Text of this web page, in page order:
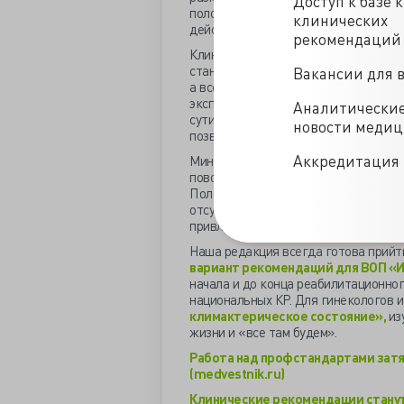
клинических
рекомендаций
Вакансии для
новости
Аккредитация
половины, а написанное требуется
действия.
Клинические рекомендации
стандартов, на их основе каждая
а все проверяющие медицинское
экспертизы качества медицинской
сути, каждая рекомендация – это
позволяет лечить больных
Министру до приставки «бывший»
поводу отсутствия
Полезно было бы довести до
отсутствии утверждённых
привлекать его к ответственности
Наша редакция всегда готова
вариант рекомендаций для ВОП
начала и до конца
национальных КР. Для гинекологов
климактерическое состояние»,
жизни и «все там будем».
Работа над профстандартами
(medvestnik.ru)
Клинические рекомендации